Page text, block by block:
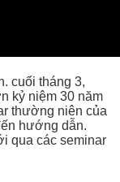
cuối tháng 3,
kỷ niệm 30 năm
thường niên của
hướng dẫn.
qua các seminar